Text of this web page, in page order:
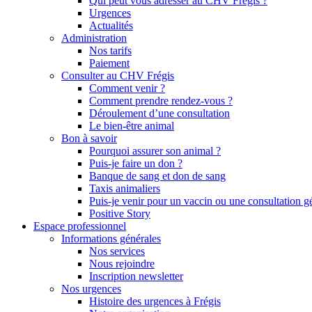
Urgences
Actualités
Administration
Nos tarifs
Paiement
Consulter au CHV Frégis
Comment venir ?
Comment prendre rendez-vous ?
Déroulement d’une consultation
Le bien-être animal
Bon à savoir
Pourquoi assurer son animal ?
Puis-je faire un don ?
Banque de sang et don de sang
Taxis animaliers
Puis-je venir pour un vaccin ou une consultation
Positive Story
Espace professionnel
Informations générales
Nos services
Nous rejoindre
Inscription newsletter
Nos urgences
Histoire des urgences à Frégis